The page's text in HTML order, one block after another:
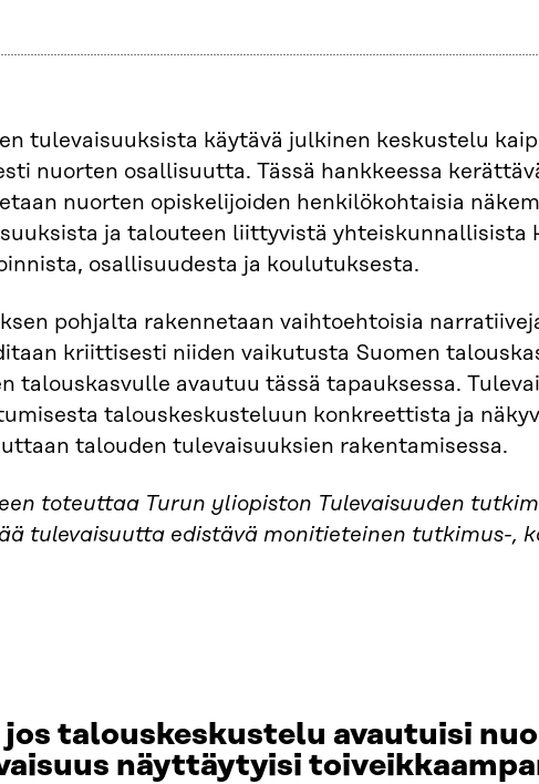
tulevaisuuksista käytävä julkinen keskustelu
nuorten osallisuutta. Tässä hankkeessa
nuorten opiskelijoiden henkilökohtaisia
ja talouteen liittyvistä yhteiskunnallisista
osallisuudesta ja koulutuksesta.
pohjalta rakennetaan vaihtoehtoisia
kriittisesti niiden vaikutusta Suomen
talouskasvulle avautuu tässä tapauksessa.
talouskeskusteluun konkreettista ja
talouden tulevaisuuksien rakentamisessa.
toteuttaa Turun yliopiston Tulevaisuuden
tulevaisuutta edistävä monitieteinen tutkimus-,
jos talouskeskustelu avautuisi
näyttäytyisi